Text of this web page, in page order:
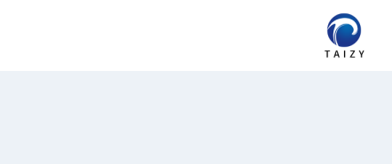
content